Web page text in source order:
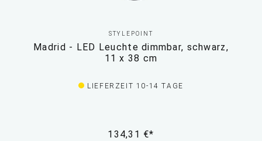
STYLEPOINT
Madrid - LED Leuchte dimmbar, schwarz,
11 x 38 cm
LIEFERZEIT 10-14 TAGE
134,31 €*